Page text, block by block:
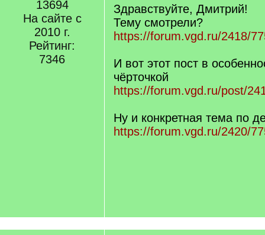
13694
На сайте с
2010 г.
Рейтинг:
7346
q
]
Здравствуйте, Дмитрий!
Тему смотрели?
https://forum.vgd.ru/2418/
И вот этот пост в
чёрточкой
https://forum.vgd.ru/post/
Ну и конкретная тема по
https://forum.vgd.ru/2420/